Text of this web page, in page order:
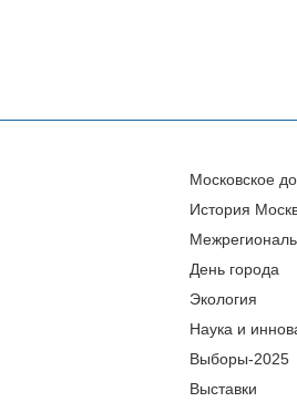
Московское
История
День города
Экология
Наука и
Выборы-2025
Выставки